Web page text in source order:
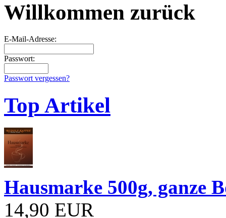
Willkommen zurück
E-Mail-Adresse:
Passwort:
Passwort vergessen?
Top Artikel
Hausmarke 500g, ganze
14,90 EUR